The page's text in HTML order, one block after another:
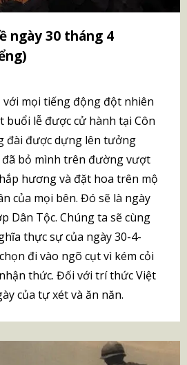
ngày 30 tháng 4
mọi tiếng động đột nhiên
buổi lễ được cử hành tại Côn
đài được dựng lên tưởng
bỏ mình trên đường vượt
hương và đặt hoa trên mộ
của mọi bên. Đó sẽ là ngày
Dân Tộc. Chúng ta sẽ cùng
thực sự của ngày 30-4-
đi vào ngõ cụt vì kém cỏi
thức. Đối với trí thức Việt
của tự xét và ăn năn.